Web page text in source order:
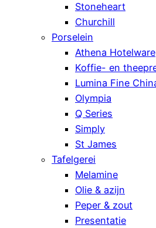
Stoneheart
Churchill
Porselein
Athena Hotelware
Koffie- en
Lumina Fine
Olympia
Q Series
Simply
St James
Tafelgerei
Melamine
Olie & azijn
Peper & zout
Presentatie